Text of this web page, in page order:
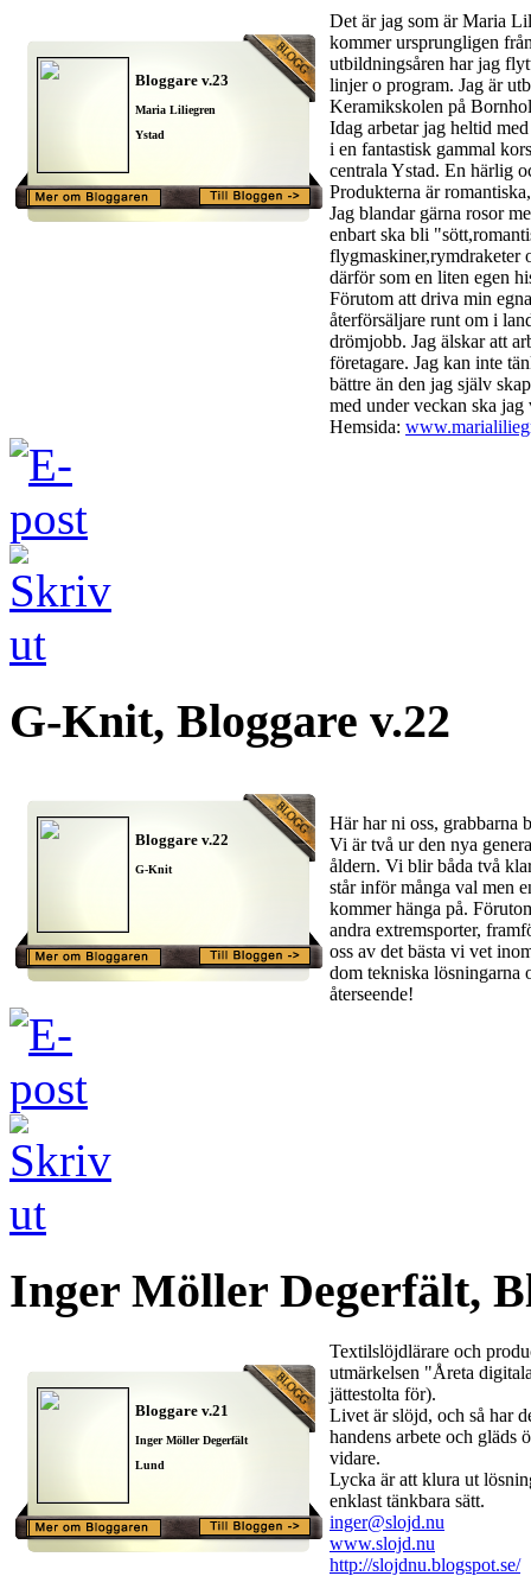
Bloggare v.23
Maria Liliegren
Ystad
Det är jag som är Maria
kommer ursprungligen
utbildningsåren har jag
linjer o program. Jag är
Keramikskolen på
Idag arbetar jag heltid
i en fantastisk gammal
centrala Ystad. En härlig
Produkterna är
Jag blandar gärna rosor
enbart ska bli
flygmaskiner,rymdraketer
därför som en liten egen
Förutom att driva min
återförsäljare runt om i
drömjobb. Jag älskar att
företagare. Jag kan inte
bättre än den jag själv
med under veckan ska
Hemsida:
G-Knit, Bloggare v.22
Bloggare v.22
G-Knit
Här har ni oss, grabbarna
Vi är två ur den nya
åldern. Vi blir båda två
står inför många val men
kommer hänga på.
andra extremsporter,
oss av det bästa vi vet
dom tekniska lösningarna
återseende!
Inger Möller Degerfält,
Bloggare v.21
Inger Möller Degerfält
Lund
Textilslöjdlärare och
utmärkelsen "Åreta
jättestolta för).
Livet är slöjd, och så har
handens arbete och gläds
vidare.
Lycka är att klura ut
enklast tänkbara sätt.
inger@slojd.nu
www.slojd.nu
http://slojdnu.blogspot.se/